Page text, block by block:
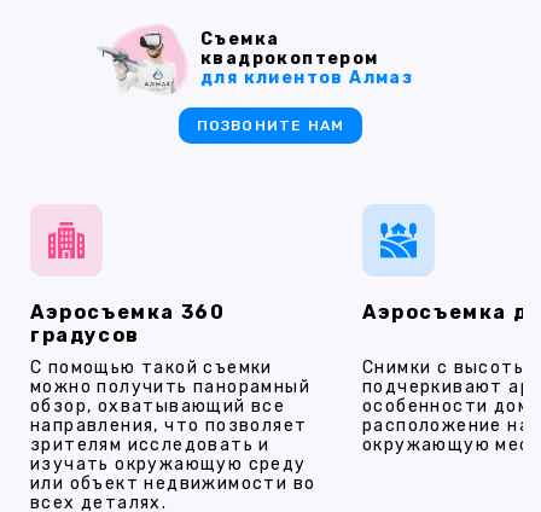
Аэросъемка 360
градусов
С помощью такой съемки
можно получить панорамный
обзор, охватывающий все
направления, что позволяет
зрителям исследовать и
изучать окружающую среду
или объект недвижимости во
всех деталях.
Аэросъемка
Снимки с высоты
подчеркивают
особенности
расположение на
окружающую
Съемка
квадрокоптером
для клиентов Алмаз
ПОЗВОНИТЕ НАМ